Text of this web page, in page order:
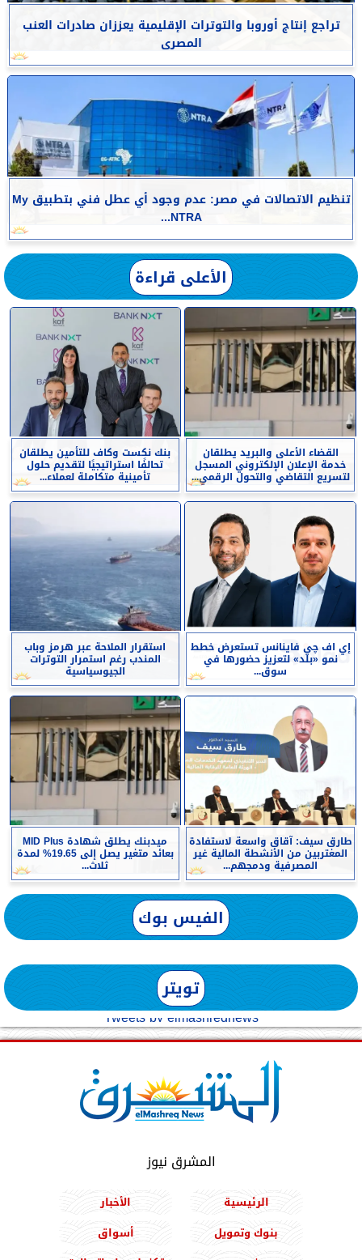
تراجع إنتاج أوروبا والتوترات الإقليمية يعززان صادرات العنب
المصرى
تنظيم الاتصالات في مصر: عدم وجود أي عطل فني بتطبيق My
NTRA...
الأعلى قراءة
القضاء الأعلى والبريد يطلقان
خدمة الإعلان الإلكتروني المسجل
لتسريع التقاضي والتحول الرقمي...
بنك نكست وكاف للتأمين يطلقان
تحالفًا استراتيجيًا لتقديم حلول
تأمينية متكاملة لعملاء...
إي اف چي فاينانس تستعرض خطط
نمو «بلد» لتعزيز حضورها في
سوق...
استقرار الملاحة عبر هرمز وباب
المندب رغم استمرار التوترات
الجيوسياسية
طارق سيف: آقاق واسعة لاستفادة
المغتربين من الأنشطة المالية غير
المصرفية ودمجهم...
ميدبنك يطلق شهادة MID Plus
بعائد متغير يصل إلى 19.65% لمدة
ثلاث...
الفيس بوك
تويتر
Tweets by elmashreqnews
المشرق نيوز
الرئيسية
الأخبار
بنوك وتمويل
أسواق